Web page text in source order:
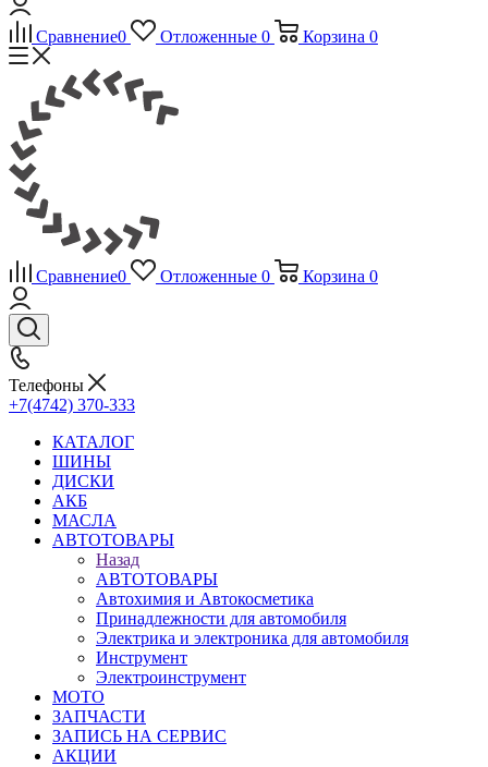
Сравнение0 Отложенные 0 Корзина 0
Сравнение0 Отложенные 0 Корзина 0
Телефоны
+7(4742) 370-333
КАТАЛОГ
ШИНЫ
ДИСКИ
АКБ
МАСЛА
АВТОТОВАРЫ
Назад
АВТОТОВАРЫ
Автохимия и Автокосметика
Принадлежности для автомобиля
Электрика и электроника для автомобиля
Инструмент
Электроинструмент
МОТО
ЗАПЧАСТИ
ЗАПИСЬ НА СЕРВИС
АКЦИИ